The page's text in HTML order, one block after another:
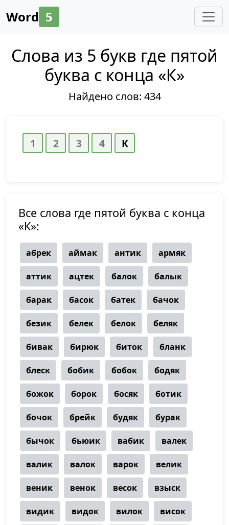
Word 5
Слова из 5 букв где пятой
буква с конца «К»
Найдено слов: 434
Все слова где пятой буква с конца
«К»:
абрек аймак антик армяк
аттик ацтек балок балык
барак басок батек бачок
безик белек белок беляк
бивак бирюк биток бланк
блеск бобик бобок бодяк
божок борок босяк ботик
бочок брейк будяк бурак
бычок бьюик вабик валек
валик валок варок велик
веник венок весок взыск
видик видок вилок висок